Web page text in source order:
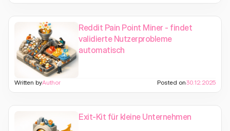
Reddit Pain Point Miner - findet
validierte Nutzerprobleme
automatisch
Written byAuthor Posted on30.12.2025
Exit-Kit für kleine Unternehmen